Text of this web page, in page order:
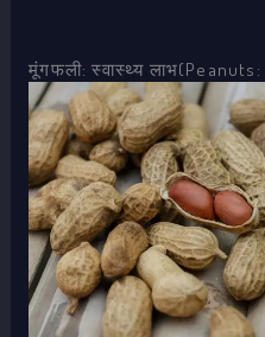
मूंगफली: स्वास्थ्य